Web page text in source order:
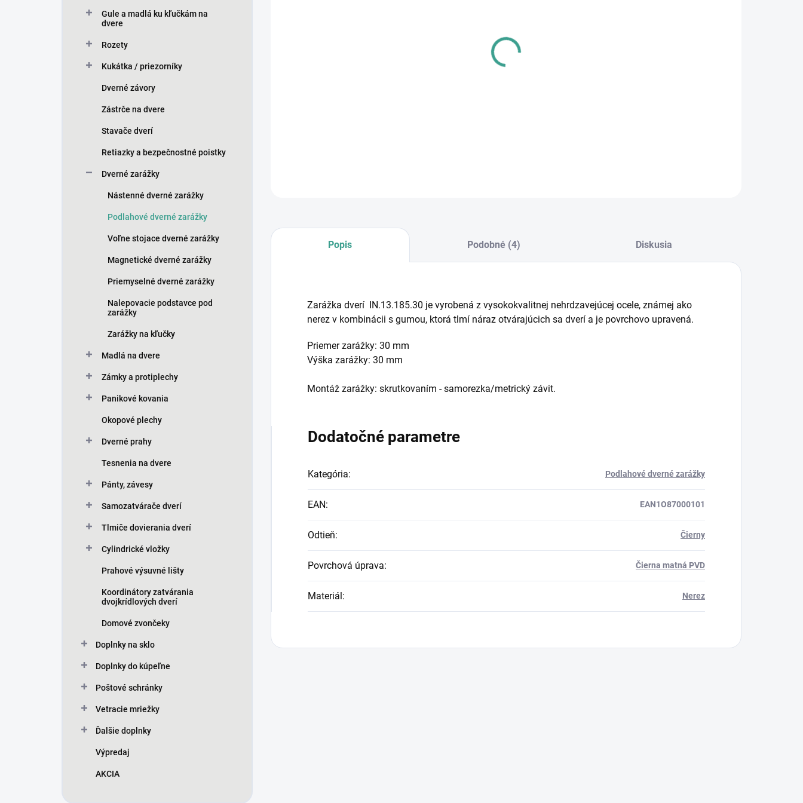
Gule a madlá ku kľučkám na
dvere
Rozety
Kukátka / priezorníky
Dverné závory
Zástrče na dvere
Stavače dverí
Retiazky a bezpečnostné poistky
Dverné zarážky
Nástenné dverné zarážky
Podlahové dverné zarážky
Voľne stojace dverné zarážky
Magnetické dverné zarážky
Priemyselné dverné zarážky
Nalepovacie podstavce pod
zarážky
Zarážky na kľučky
Madlá na dvere
Zámky a protiplechy
Panikové kovania
Okopové plechy
Dverné prahy
Tesnenia na dvere
Pánty, závesy
Samozatvárače dverí
Tlmiče dovierania dverí
Cylindrické vložky
Prahové výsuvné lišty
Koordinátory zatvárania
dvojkrídlových dverí
Domové zvončeky
Doplnky na sklo
Doplnky do kúpeľne
Poštové schránky
Vetracie mriežky
Ďalšie doplnky
Výpredaj
AKCIA
Popis Podobné (4) Diskusia
Zarážka dverí IN.13.185.30 je vyrobená z vysokokvalitnej nehrdzavejúcej ocele, známej ako
nerez v kombinácii s gumou, ktorá tlmí náraz otvárajúcich sa dverí a je povrchovo upravená.
Priemer zarážky: 30 mm
Výška zarážky: 30 mm
Montáž zarážky: skrutkovaním - samorezka/metrický závit.
Dodatočné parametre
Kategória: Podlahové dverné zarážky
EAN: EAN1O87000101
Odtieň: Čierny
Povrchová úprava: Čierna matná PVD
Materiál: Nerez